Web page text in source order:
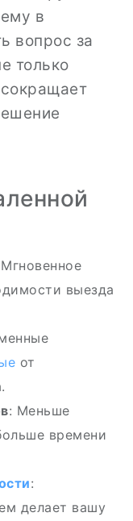
в
вопрос за
только
выезда
от
: Меньше
времени
:
делает вашу